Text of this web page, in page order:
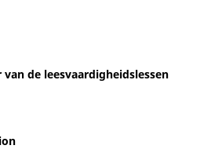
de leesvaardigheidslessen